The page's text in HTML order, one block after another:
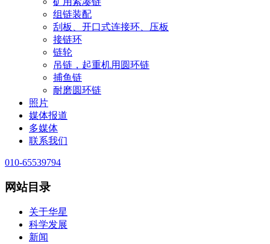
组链装配
刮板、开口式连接环、压板
接链环
链轮
吊链，起重机用圆环链
捕鱼链
耐磨圆环链
照片
媒体报道
多媒体
联系我们
010-65539794
网站目录
关于华星
科学发展
新闻